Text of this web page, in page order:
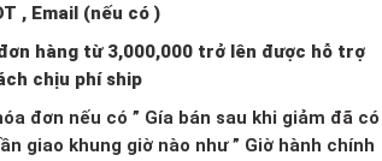
, Email (nếu có )
hàng từ 3,000,000 trở lên được hỗ trợ
chịu phí ship
đơn nếu có ” Gía bán sau khi giảm đã có
giao khung giờ nào như ” Giờ hành chính